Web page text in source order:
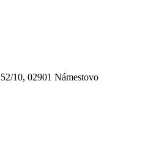
10, 02901 Námestovo